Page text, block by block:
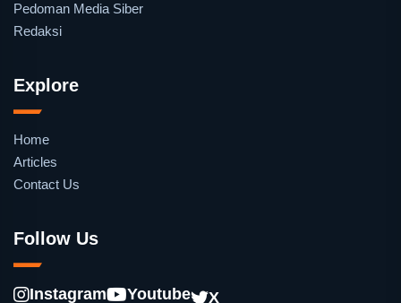
Pedoman Media Siber
Redaksi
Explore
Home
Articles
Contact Us
Follow Us
Instagram Youtube X